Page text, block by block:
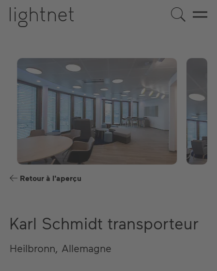
FR DE EN ES
Retour à l'aperçu
Karl Schmidt transporteur
Heilbronn, Allemagne